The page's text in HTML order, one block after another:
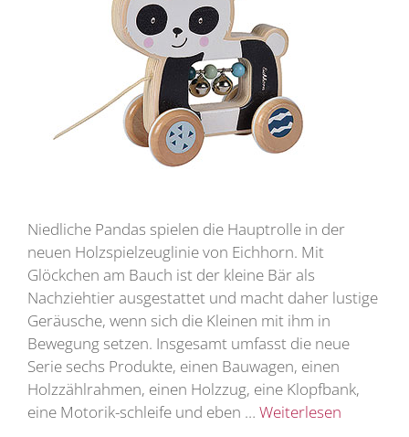
Niedliche Pandas spielen die Hauptrolle in der
neuen Holzspielzeuglinie von Eichhorn. Mit
Glöckchen am Bauch ist der kleine Bär als
Nachziehtier ausgestattet und macht daher lustige
Geräusche, wenn sich die Kleinen mit ihm in
Bewegung setzen. Insgesamt umfasst die neue
Serie sechs Produkte, einen Bauwagen, einen
Holzzählrahmen, einen Holzzug, eine Klopfbank,
eine Motorik-schleife und eben … Weiterlesen